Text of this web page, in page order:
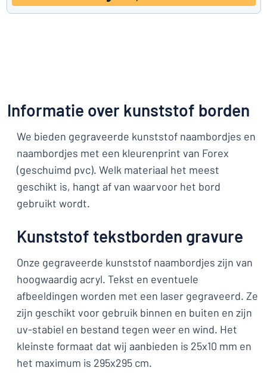
Informatie over kunststof borden
We bieden gegraveerde kunststof naambordjes en
naambordjes met een kleurenprint van Forex
(geschuimd pvc). Welk materiaal het meest
geschikt is, hangt af van waarvoor het bord
gebruikt wordt.
Kunststof tekstborden gravure
Onze gegraveerde kunststof naambordjes zijn van
hoogwaardig acryl. Tekst en eventuele
afbeeldingen worden met een laser gegraveerd. Ze
zijn geschikt voor gebruik binnen en buiten en zijn
uv-stabiel en bestand tegen weer en wind. Het
kleinste formaat dat wij aanbieden is 25x10 mm en
het maximum is 295x295 cm.